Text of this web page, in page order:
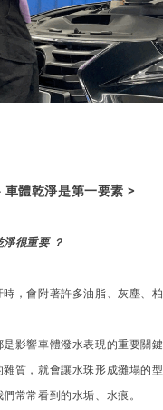
車體乾淨是第一要素 >
很重要 ？
，會附著許多油脂、灰塵、
影響車體潑水表現的重要關
質，就會讓水珠形成攤塌的
常常看到的水垢、水痕。